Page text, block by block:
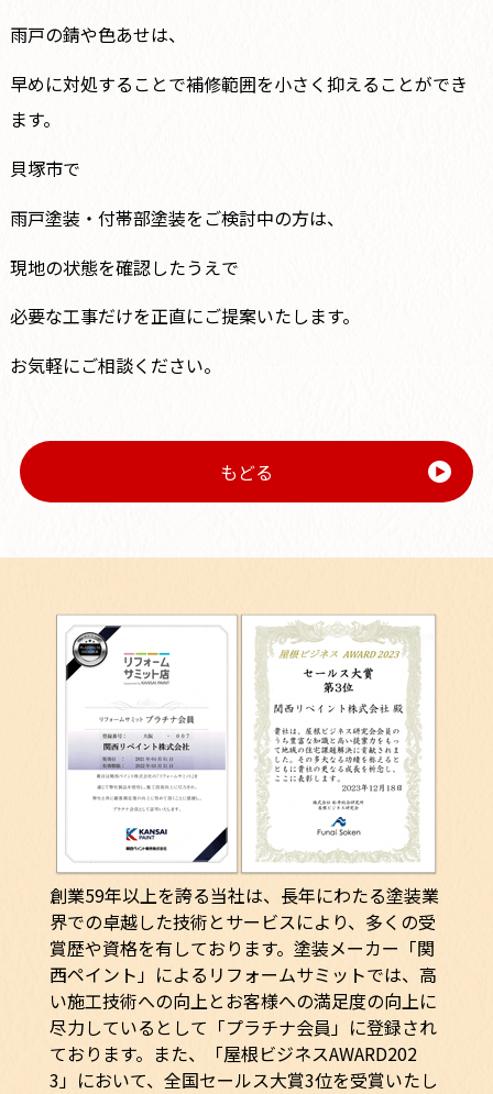
雨戸の錆や色あせは、
早めに対処することで補修範囲を小さく抑えることができ
ます。
貝塚市で
雨戸塗装・付帯部塗装をご検討中の方は、
現地の状態を確認したうえで
必要な工事だけを正直にご提案いたします。
お気軽にご相談ください。
もどる
創業59年以上を誇る当社は、長年にわたる塗装業
界での卓越した技術とサービスにより、多くの受
賞歴や資格を有しております。塗装メーカー「関
西ペイント」によるリフォームサミットでは、高
い施工技術への向上とお客様への満足度の向上に
尽力しているとして「プラチナ会員」に登録され
ております。また、「屋根ビジネスAWARD202
3」において、全国セールス大賞3位を受賞いたし